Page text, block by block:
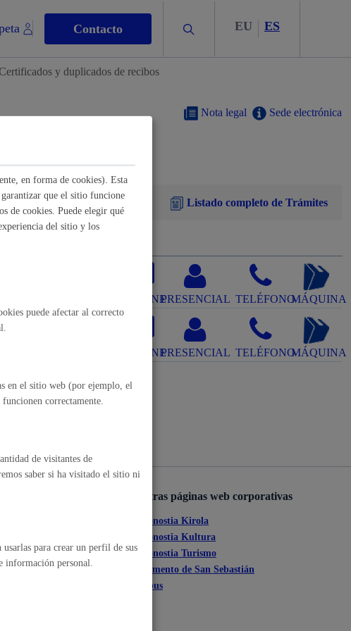
Contacto Buscar EU ES
multas
residuos y medioambiente
y duplicados de recibos
Sede electrónica
Nota legal
Buscar Listado completo de Trámites
ONLINEPRESENCIAL TELÉFONOMÁQUINA
ONLINEPRESENCIAL TELÉFONOMÁQUINA
Otras páginas web corporativas
Donostia Kirola
Donostia Kultura
Donostia Turismo
Fomento de San Sebastián
Dbus
en forma de cookies). Esta
que el sitio funcione
de cookies. Puede elegir qué
del sitio y los
puede afectar al correcto
en el sitio web (por ejemplo, el
correctamente.
de visitantes de
saber si ha visitado el sitio ni
usarlas para crear un perfil de sus
información personal.